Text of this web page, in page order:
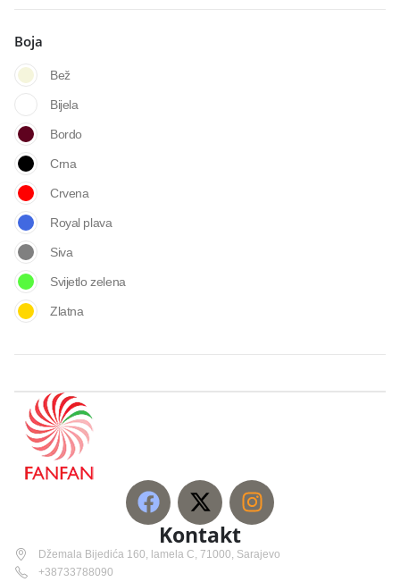
Boja
Bež
Bijela
Bordo
Crna
Crvena
Royal plava
Siva
Svijetlo zelena
Zlatna
Kontakt
Džemala Bijedića 160, lamela C, 71000, Sarajevo
+38733788090